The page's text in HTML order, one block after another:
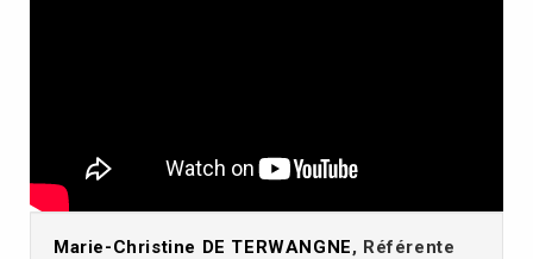
Marie-Christine DE TERWANGNE, Référente